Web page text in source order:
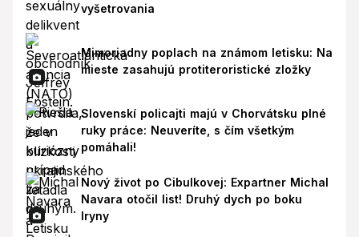
vyšetrovania
Mimoriadny poplach na známom letisku: Na
mieste zasahujú protiteroristické zložky
Slovenskí policajti majú v Chorvátsku plné
ruky práce: Neuveríte, s čím všetkým
pomáhali!
Nový život po Cibulkovej: Expartner Michal
Navara otočil list! Druhý dych po boku
Iryny